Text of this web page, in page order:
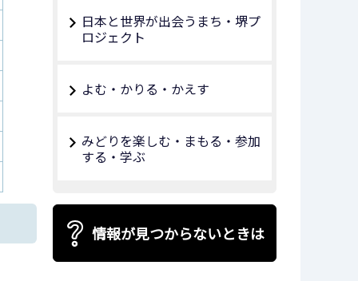
日本と世界が出会うまち・堺プ
ロジェクト
よむ・かりる・かえす
みどりを楽しむ・まもる・参加
する・学ぶ
情報が見つからないときは